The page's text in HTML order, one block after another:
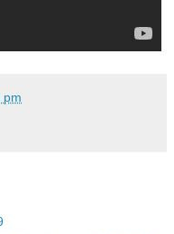
pm